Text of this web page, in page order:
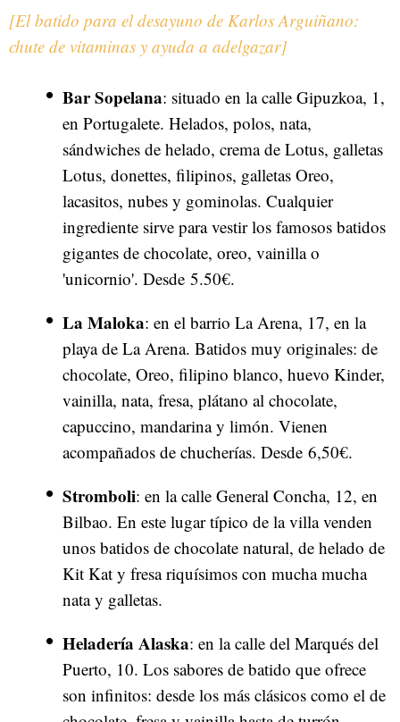
[El batido para el desayuno de Karlos Arguiñano:
chute de vitaminas y ayuda a adelgazar]
Bar Sopelana: situado en la calle Gipuzkoa, 1,
en Portugalete. Helados, polos, nata,
sándwiches de helado, crema de Lotus, galletas
Lotus, donettes, filipinos, galletas Oreo,
lacasitos, nubes y gominolas. Cualquier
ingrediente sirve para vestir los famosos batidos
gigantes de chocolate, oreo, vainilla o
'unicornio'. Desde 5.50€.
La Maloka: en el barrio La Arena, 17, en la
playa de La Arena. Batidos muy originales: de
chocolate, Oreo, filipino blanco, huevo Kinder,
vainilla, nata, fresa, plátano al chocolate,
capuccino, mandarina y limón. Vienen
acompañados de chucherías. Desde 6,50€.
Stromboli: en la calle General Concha, 12, en
Bilbao. En este lugar típico de la villa venden
unos batidos de chocolate natural, de helado de
Kit Kat y fresa riquísimos con mucha mucha
nata y galletas.
Heladería Alaska: en la calle del Marqués del
Puerto, 10. Los sabores de batido que ofrece
son infinitos: desde los más clásicos como el de